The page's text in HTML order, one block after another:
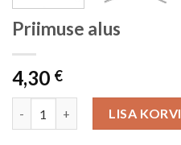
Priimuse alus
4,30 €
LISA KORVI